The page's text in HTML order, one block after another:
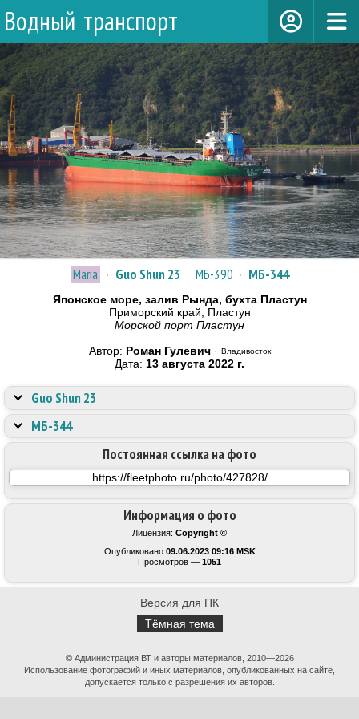
Водный транспорт
Maria · Guo Shun 23 · МБ-390 · МБ-344
Японское море, залив Рында, бухта Пластун
Приморский край, Пластун
Морской порт Пластун
Автор: Роман Гулевич· Владивосток
Дата: 13 августа 2022 г.
Информация о фото
Лицензия: Copyright ©
Опубликовано 09.06.2023 09:16 MSK
Просмотров — 1051
Постоянная ссылка на фото
Guo Shun 23
МБ-344
Версия для ПК
Тёмная тема
© Администрация ВТ и авторы материалов, 2010—2026
Использование фотографий и иных материалов, опубликованных на сайте,
допускается только с разрешения их авторов.